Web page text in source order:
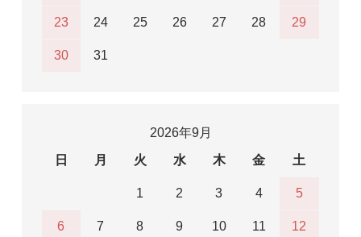
23 24 25 26 27 28 29
30 31
2026年9月
日
月 火 水 木 金 土
1 2 3 4 5
6 7 8 9 10 11 12